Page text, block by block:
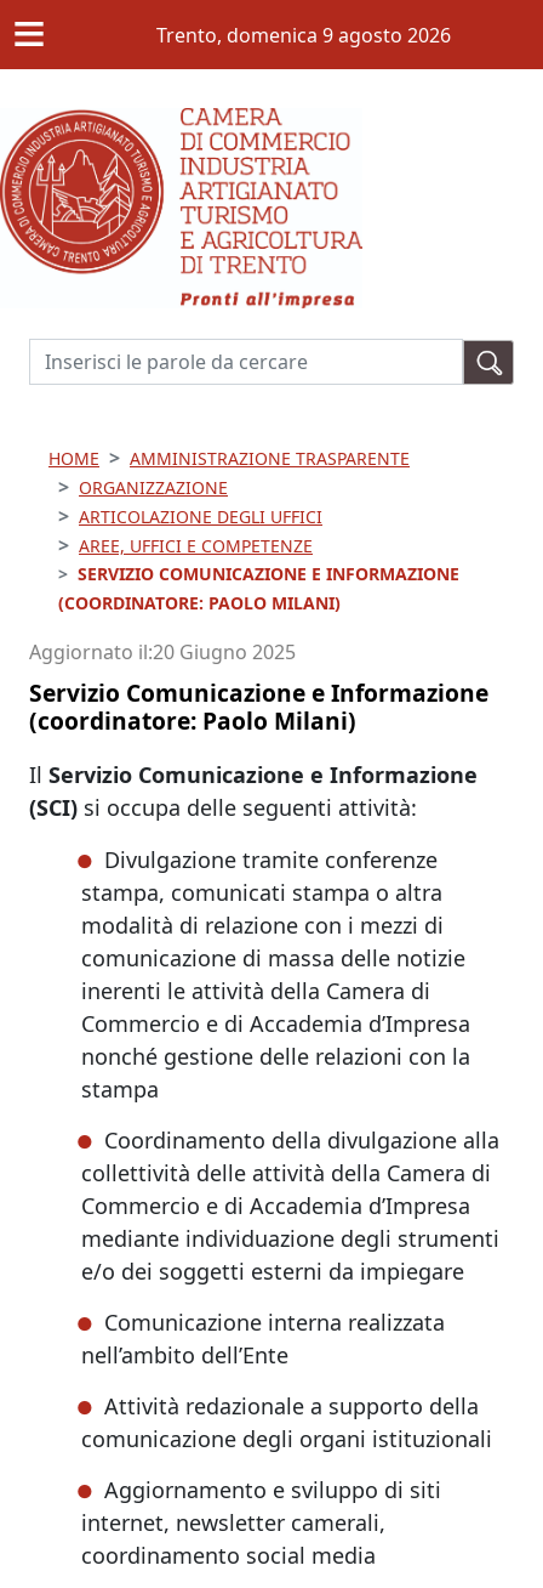
≡ Trento, domenica 9 agosto 2026
Cerca
HOME
AMMINISTRAZIONE TRASPARENTE
ORGANIZZAZIONE
ARTICOLAZIONE DEGLI UFFICI
AREE, UFFICI E COMPETENZE
SERVIZIO COMUNICAZIONE E INFORMAZIONE
(COORDINATORE: PAOLO MILANI)
Aggiornato il 20 Giugno 2025
Servizio Comunicazione e Informazione
(coordinatore: Paolo Milani)
Il Servizio Comunicazione e Informazione
(SCI) si occupa delle seguenti attività:
Divulgazione tramite conferenze
stampa, comunicati stampa o altra
modalità di relazione con i mezzi di
comunicazione di massa delle notizie
inerenti le attività della Camera di
Commercio e di Accademia d’Impresa
nonché gestione delle relazioni con la
stampa
Coordinamento della divulgazione alla
collettività delle attività della Camera di
Commercio e di Accademia d’Impresa
mediante individuazione degli strumenti
e/o dei soggetti esterni da impiegare
Comunicazione interna realizzata
nell’ambito dell’Ente
Attività redazionale a supporto della
comunicazione degli organi istituzionali
Aggiornamento e sviluppo di siti
internet, newsletter camerali,
coordinamento social media